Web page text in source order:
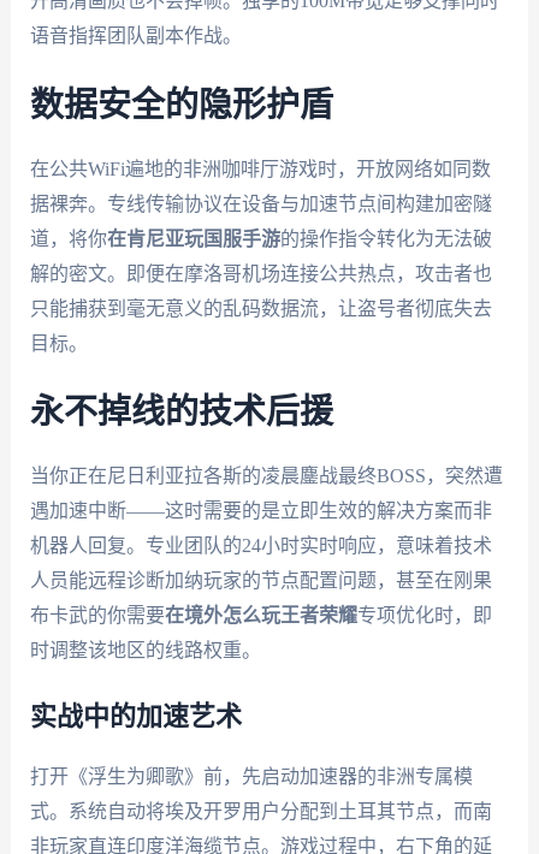
语音指挥团队副本作战。
数据安全的隐形护盾
在公共WiFi遍地的非洲咖啡厅游戏时，开放网络如同数
据裸奔。专线传输协议在设备与加速节点间构建加密隧
道，将你在肯尼亚玩国服手游的操作指令转化为无法破
解的密文。即便在摩洛哥机场连接公共热点，攻击者也
只能捕获到毫无意义的乱码数据流，让盗号者彻底失去
目标。
永不掉线的技术后援
当你正在尼日利亚拉各斯的凌晨鏖战最终BOSS，突然遭
遇加速中断——这时需要的是立即生效的解决方案而非
机器人回复。专业团队的24小时实时响应，意味着技术
人员能远程诊断加纳玩家的节点配置问题，甚至在刚果
布卡武的你需要在境外怎么玩王者荣耀专项优化时，即
时调整该地区的线路权重。
实战中的加速艺术
打开《浮生为卿歌》前，先启动加速器的非洲专属模
式。系统自动将埃及开罗用户分配到土耳其节点，而南
非玩家直连印度洋海缆节点。游戏过程中，右下角的延